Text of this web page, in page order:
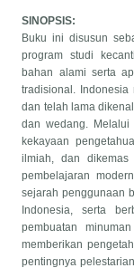
SINOPSIS:
Buku ini disusun
program studi
bahan alami serta
tradisional.
dan telah lama
dan wedang. Melalui
kekayaan
ilmiah, dan
pembelajaran
sejarah penggunaan
Indonesia, serta
pembuatan
memberikan
pentingnya